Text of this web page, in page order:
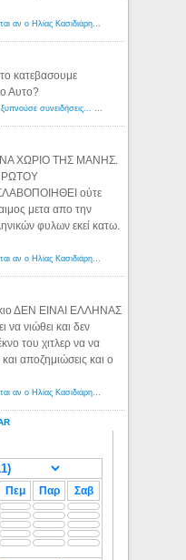
Αμερικανοί ρατσιστές αναρωτιούνται αν ο Ηλίας Κασιδιάρης ανήκει στη λευκή φυλή... - Λόγιος Ερμής
κατεβασουμε
Αυτο?
Ένα βιβλίο που πολεμήθηκε γιατί ξυπνούσε συνειδήσεις... - Λόγιος Ερμής | Η γνώση ξεκινάει με την αναζήτηση...
ΧΩΡΙΟ ΤΗΣ ΜΑΝΗΣ.
ούτε
μετα απο την
φυλων εκεί κατω.
Αμερικανοί ρατσιστές αναρωτιούνται αν ο Ηλίας Κασιδιάρης ανήκει στη λευκή φυλή... - Λόγιος Ερμής
ΔΕΝ ΕΙΝΑΙ ΕΛΛΗΝΑΣ
να νιώθει και δεν
του χιτλερ να να
και αποζημιώσεις και ο
Αμερικανοί ρατσιστές αναρωτιούνται αν ο Ηλίας Κασιδιάρης ανήκει στη λευκή φυλή... - Λόγιος Ερμής
Πεμ Παρ Σαβ